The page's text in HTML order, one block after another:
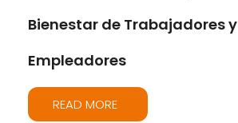
Bienestar de Trabajadores y
Empleadores
READ MORE